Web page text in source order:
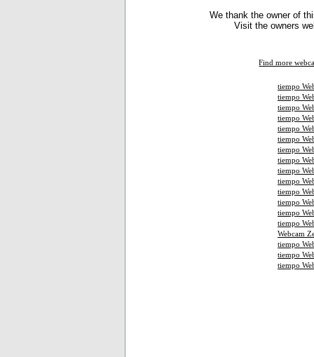
We thank the owner of
Visit the owners
Find more
tiempo
tiempo
tiempo
tiempo
tiempo
tiempo
tiempo
tiempo
tiempo
tiempo
tiempo
tiempo
tiempo
tiempo
Webcam
tiempo
tiempo
tiempo